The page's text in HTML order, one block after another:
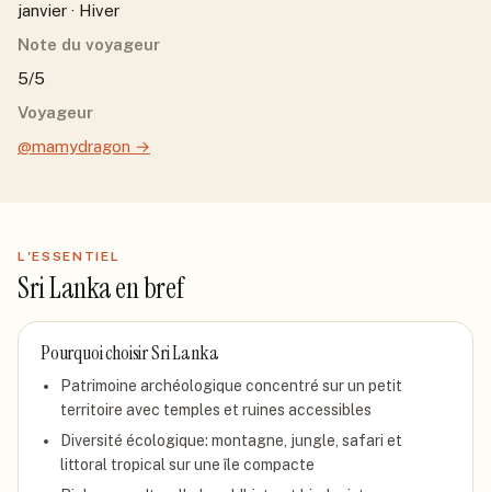
janvier · Hiver
Note du voyageur
5/5
Voyageur
@mamydragon →
L'ESSENTIEL
Sri Lankaen bref
Pourquoi choisirSri Lanka
Patrimoine archéologique concentré sur un petit
territoire avec temples et ruines accessibles
Diversité écologique: montagne, jungle, safari et
littoral tropical sur une île compacte